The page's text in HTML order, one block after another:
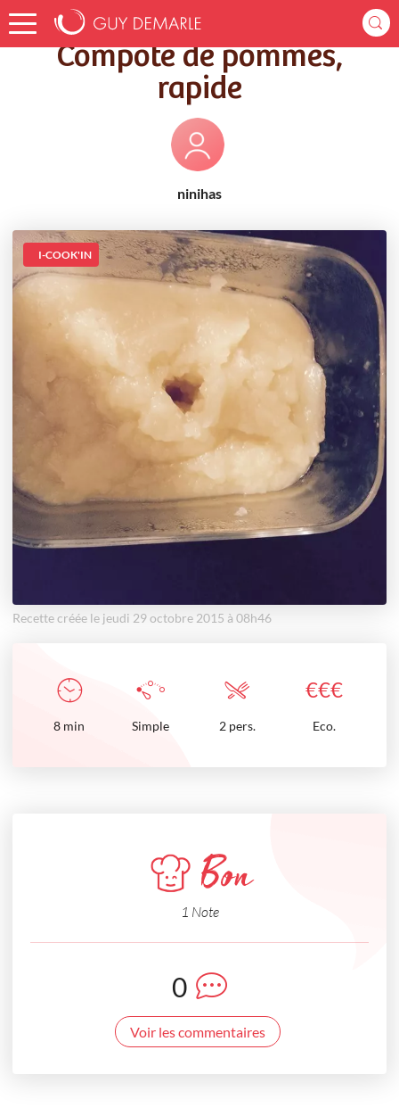
Accueil Recettes Compote de pommes, rapide
Compote de pommes,
rapide
ninihas
I-COOK'IN
Recette créée le jeudi 29 octobre 2015 à 08h46
€€€
8 min Simple 2 pers. Eco.
Bon
1 Note
0
Voir les commentaires